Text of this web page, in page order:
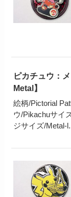
ピカチュウ：
Metal】
絵柄/Pictorial
ウ/Pikachuサイ
ジサイズ/Metal-